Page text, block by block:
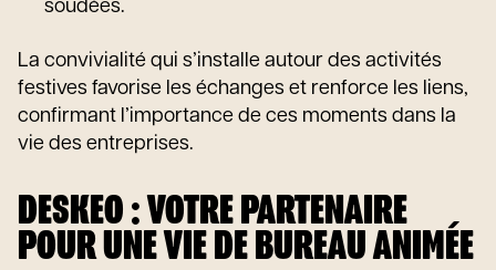
soudées.
La convivialité qui s’installe autour des activités
festives favorise les échanges et renforce les liens,
confirmant l’importance de ces moments dans la
vie des entreprises.
DESKEO : VOTRE PARTENAIRE
POUR UNE VIE DE BUREAU ANIMÉE